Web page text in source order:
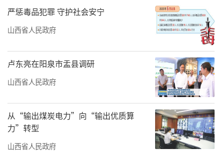
承保工作，这是我省促进粮食大面积单产提升
的又一举措。推进小麦玉米完全成本保险是保
障国家粮食安全的稳定器，更是践行省政府民
生实事庄严承诺的军令状。据了解，目前，我
省小麦的完全成本保险覆盖率达95%以上，预
计6月15日前全面完成玉米完全成本保险承保工
作。
“咱们这个北斗导航定位种植带来的是精
准化播种，行距都是85公分，非常均匀，而且
严惩毒品犯罪 守护社会安宁
山西省人民政府
卢东亮在阳泉市盂县调研
山西省人民政府
从“输出煤炭电力”向“输出优质算
力”转型
山西省人民政府